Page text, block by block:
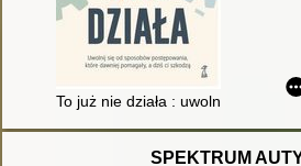
To już nie działa : uwolnij się od
SPEKTRUM